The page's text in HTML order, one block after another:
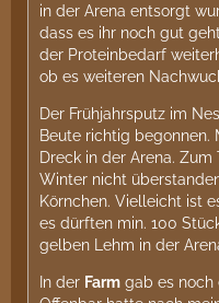
in der Arena entsorgt
dass es ihr noch gut
der Proteinbedarf
ob es weiteren
Der Frühjahrsputz im
Beute richtig
Dreck in der Arena. Zum
Winter nicht
Körnchen. Vielleicht ist
es dürften min. 100
gelben Lehm in der
In der Farm gab es noch